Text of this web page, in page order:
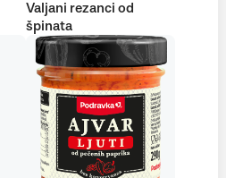
Valjani rezanci od
špinata